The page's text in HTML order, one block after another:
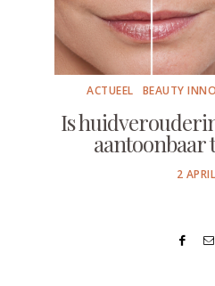
ACTUEEL BEAUTY
Is
aantoonbaar
POSTED
2